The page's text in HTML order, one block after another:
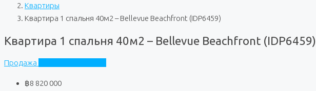
Квартиры
Квартира 1 спальня 40м2 – Bellevue Beachfront (IDP6459)
Квартира 1 спальня 40м2 – Bellevue Beachfront (IDP6459)
Продажа
฿8 820 000